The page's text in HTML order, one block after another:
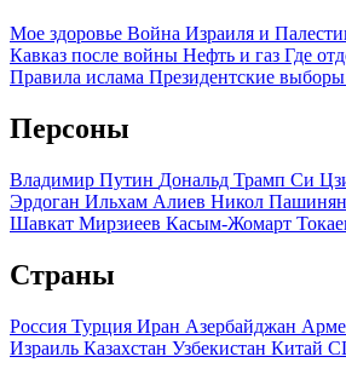
Мое здоровье Война Израиля и
Кавказ после войны Нефть и газ Где
Правила ислама Президентские
Персоны
Владимир Путин Дональд Трамп Си
Эрдоган Ильхам Алиев Никол Пашинян
Шавкат Мирзиеев Касым-Жомарт
Страны
Россия Турция Иран Азербайджан
Израиль Казахстан Узбекистан Китай